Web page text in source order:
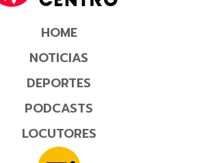
HOME
NOTICIAS
DEPORTES
PODCASTS
LOCUTORES